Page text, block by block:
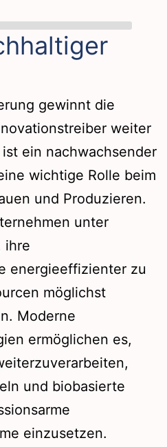
gewinnt die
weiter
ein nachwachsender
wichtige Rolle beim
und Produzieren.
unter
ihre
energieeffizienter zu
möglichst
Moderne
ermöglichen es,
und biobasierte
einzusetzen.